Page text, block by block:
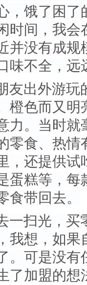
，饿了困
时间，我
并没有成
味不全，
友出外游
色而又明
力。当时
零食、热
，还提供
蛋糕等，
食带回去。
一扫光，
我想，如
。可是没
了加盟的想